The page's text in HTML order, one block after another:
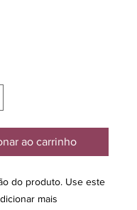
ao carrinho
do produto. Use este
mais